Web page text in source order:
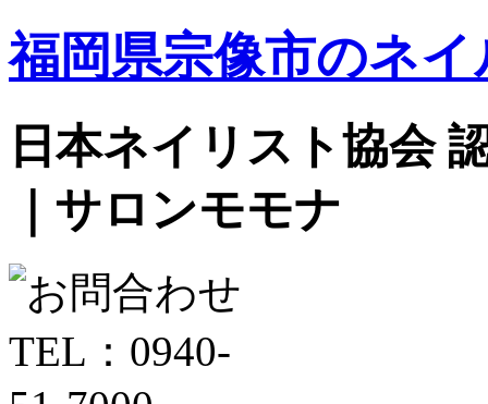
福岡県宗像市のネ
日本ネイリスト協会
｜サロンモモナ